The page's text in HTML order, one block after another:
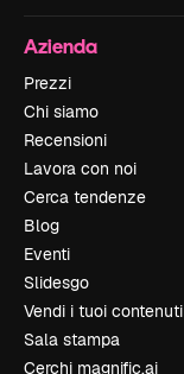
Azienda
Prezzi
Chi siamo
Recensioni
Lavora con noi
Cerca tendenze
Blog
Eventi
Slidesgo
Vendi i tuoi contenuti
Sala stampa
Cerchi magnific.ai